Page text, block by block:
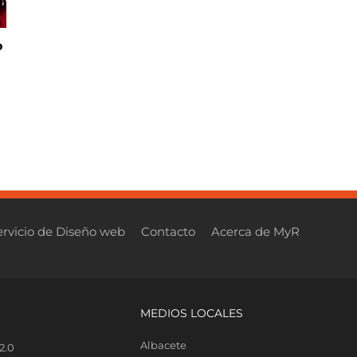
de Diseño web Contacto Acerca de MyR
MEDIOS LOCALES
Albacete